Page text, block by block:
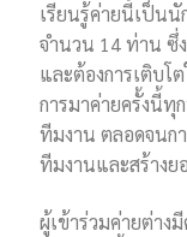
เรียนรู้ค่ายนี้เป็นนั
จำนวน 14 ท่าน ซึ่
และต้องการเติบโ
การมาค่ายครั้งนี้ทุ
ทีมงาน ตลอดจนก
ทีมงานและสร้างย
ผู้เข้าร่วมค่ายต่าง